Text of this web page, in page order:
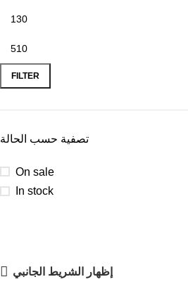
FILTER
تصفية حسب الحالة
On sale
In stock
إظهار الشريط الجانبي